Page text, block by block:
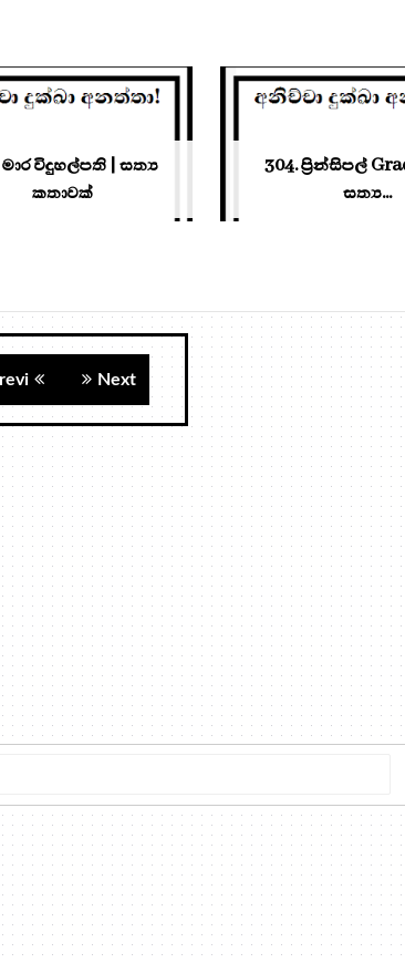
මාර විදුහල්පති | සත්‍ය
කතාවක්
304. ප්‍රින්සිපල්
සත්‍ය...
Next